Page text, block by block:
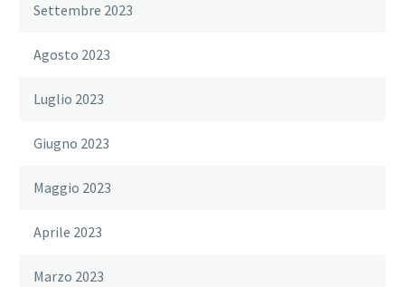
Settembre 2023
Agosto 2023
Luglio 2023
Giugno 2023
Maggio 2023
Aprile 2023
Marzo 2023